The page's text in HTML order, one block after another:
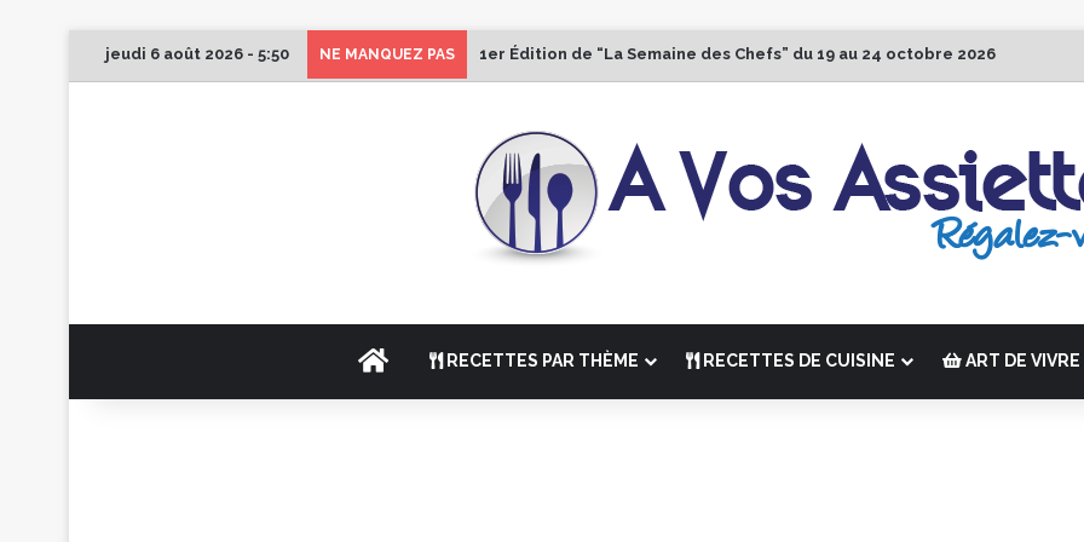
jeudi 6 août 2026 - 5:50 NE MANQUEZ PAS 1er Édition de “La Semaine des Chefs” du 19 au 24 octobre 2026
ACCUEILRECETTES PAR THÈME RECETTES DE CUISINE ART DE VIVRE